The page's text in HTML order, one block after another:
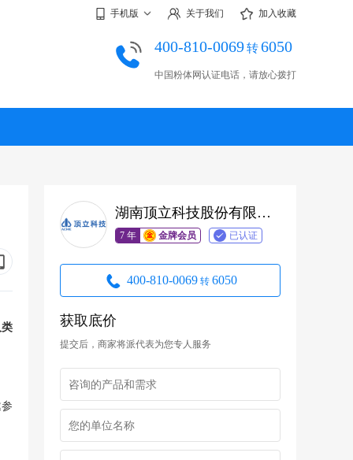
手机版 关于我们 加入收藏
400-810-0069转6050
中国粉体网认证电话，请放心拨打
湖南顶立科技股份有限公司
7 年 金牌会员 已认证
400-810-0069 转 6050
获取底价
提交后，商家将派代表为您专人服务